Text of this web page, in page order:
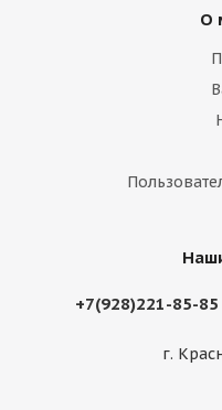
О
+7(928)221-85-85
г.